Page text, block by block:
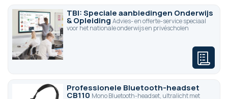
TBI: Speciale aanbiedingen Onderwijs
& Opleiding Advies- en offerte-service speciaal
voor het nationale onderwijs en privéscholen
Professionele Bluetooth-headset
CB110 Mono Bluetooth-headset, ultralicht met